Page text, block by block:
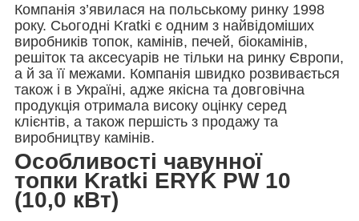
Компанія з’явилася на польському ринку 1998
року. Сьогодні Kratki є одним з найвідоміших
виробників топок, камінів, печей, біокамінів,
решіток та аксесуарів не тільки на ринку Європи,
а й за її межами. Компанія швидко розвивається
також і в Україні, адже якісна та довговічна
продукція отримала високу оцінку серед
клієнтів, а також першість з продажу та
виробництву камінів.
Особливості чавунної
топки Kratki ERYK PW 10
(10,0 кВт)